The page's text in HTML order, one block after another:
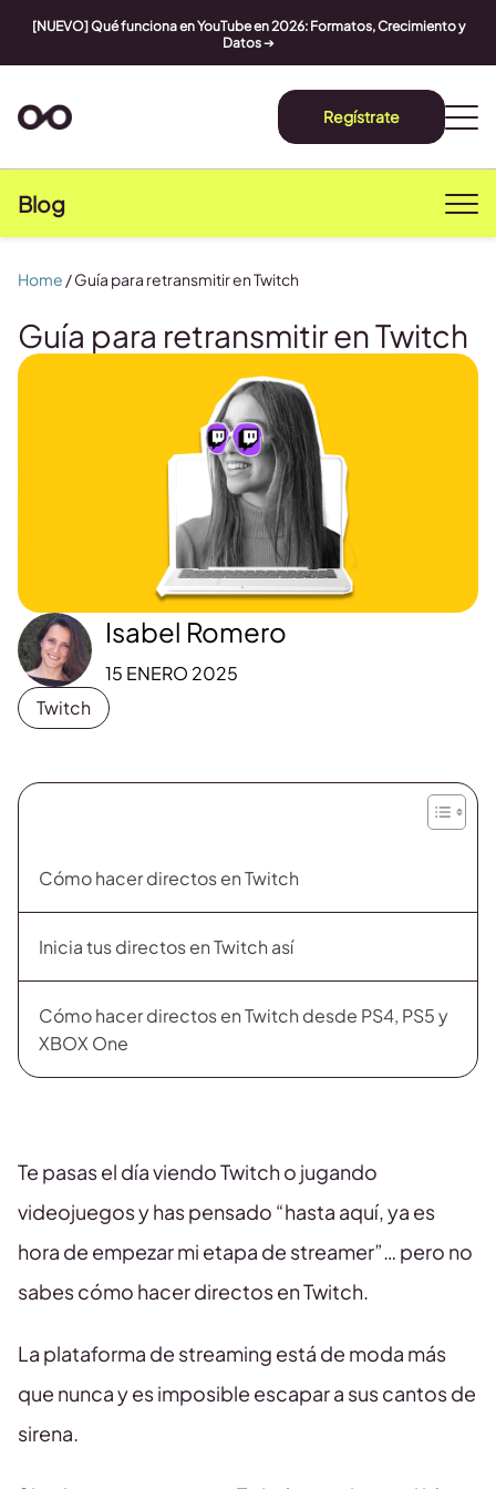
[NUEVO] Qué funciona en YouTube en 2026: Formatos, Crecimiento y
Datos➔
Regístrate
Blog
Guía para retransmitir en Twitch
Isabel Romero
15 ENERO 2025
Twitch
Home /Guía para retransmitir en Twitch
Cómo hacer directos en Twitch
Inicia tus directos en Twitch así
Cómo hacer directos en Twitch desde PS4, PS5 y
XBOX One
Te pasas el día viendo Twitch o jugando
videojuegos y has pensado “hasta aquí, ya es
hora de empezar mi etapa de streamer”… pero no
sabes cómo hacer directos en Twitch.
La plataforma de streaming está de moda más
que nunca y es imposible escapar a sus cantos de
sirena.